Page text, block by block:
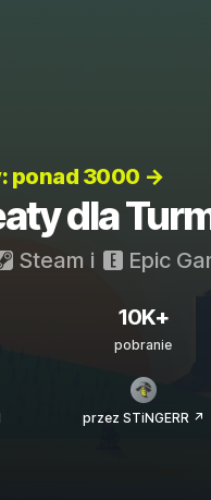
ponad 3000 →
dla
Steam i Epic
10K+
pobranie
przez STiNGERR ↗